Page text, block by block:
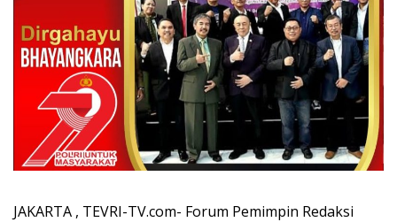
JAKARTA , TEVRI-TV.com- Forum Pemimpin Redaksi